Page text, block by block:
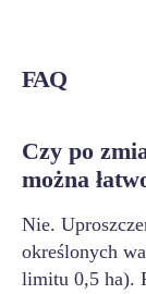
FAQ
Czy po
można
Nie.
określonych
limitu 0,5 ha).